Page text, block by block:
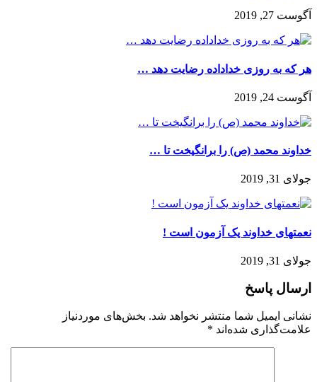
آگوست 27, 2019
هر كه به روزى خداداده رضايت دهد …
آگوست 24, 2019
خداوند محمد (ص) را برانگيخت تا …
جولای 31, 2019
نعمتهای خداوند یک آزمون است !
جولای 31, 2019
ارسال پاسخ
نشانی ایمیل شما منتشر نخواهد شد. بخش‌های موردنیاز
علامت‌گذاری شده‌اند *